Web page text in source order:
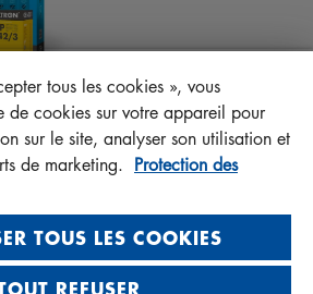
Poland
63-800 GOSTYŃ, POLAND
tous les cookies », vous
de cookies sur votre appareil pour
sur le site, analyser son utilisation et
de marketing. Protection des
TOUS LES COOKIES
REFUSER